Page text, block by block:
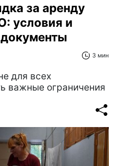
за аренду
условия и
3 мин
для всех
важные ограничения